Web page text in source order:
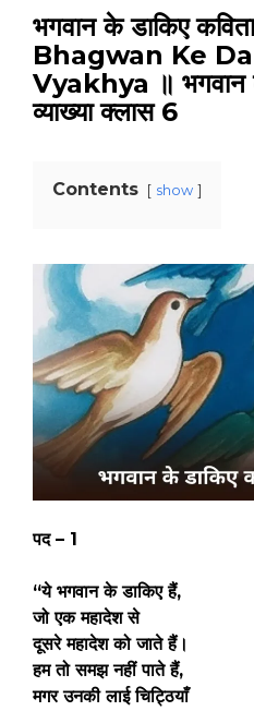
भगवान के डाकिए
Bhagwan Ke
Vyakhya ॥ भगवान
व्याख्या क्लास 6
Contents show
पद – 1
“ये भगवान के डाकिए हैं,
जो एक महादेश से
दूसरे महादेश को जाते हैं।
हम तो समझ नहीं पाते हैं,
मगर उनकी लाई चिट्ठियाँ